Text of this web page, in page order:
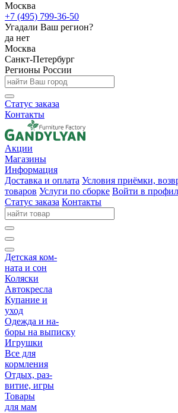
Москва
+7 (495) 799-36-50
Угадали Ваш регион?
да нет
Москва
Санкт-Петербург
Регионы России
Статус заказа
Контакты
Акции
Магазины
Информация
Доставка и оплата Условия приёмки,
товаров Услуги по сборке Войти в
Статус заказа Контакты
Детская ком-
ната и сон
Коляски
Автокресла
Купание и
уход
Одежда и на-
боры на выписку
Игрушки
Все для
кормления
Отдых, раз-
витие, игры
Товары
для мам